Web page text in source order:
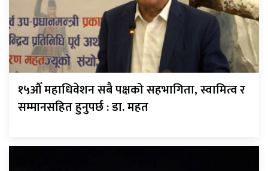
१५औँ महाधिवेशन सबै पक्षको सहभागिता, स्वामित्व र
सम्मानसहित हुनुपर्छ : डा. महत